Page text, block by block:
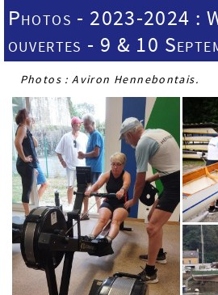
Photos - 2023-2024 :
ouvertes - 9 & 10
Photos : Aviron Hennebontais.